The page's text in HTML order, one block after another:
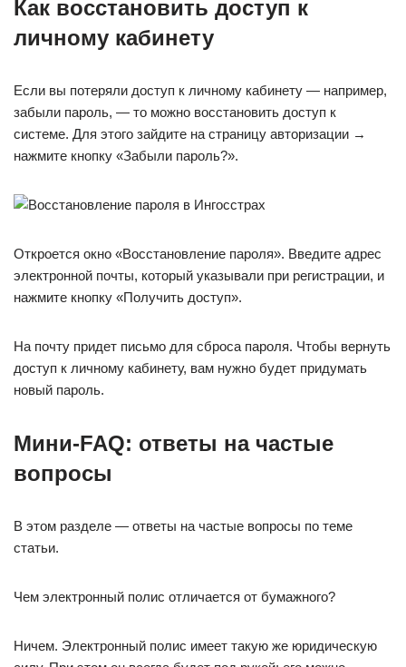
Как восстановить доступ к
личному кабинету
Если вы потеряли доступ к личному кабинету — например,
забыли пароль, — то можно восстановить доступ к
системе. Для этого зайдите на страницу авторизации →
нажмите кнопку «Забыли пароль?».
Откроется окно «Восстановление пароля». Введите адрес
электронной почты, который указывали при регистрации, и
нажмите кнопку «Получить доступ».
На почту придет письмо для сброса пароля. Чтобы вернуть
доступ к личному кабинету, вам нужно будет придумать
новый пароль.
Мини-FAQ: ответы на частые
вопросы
В этом разделе — ответы на частые вопросы по теме
статьи.
Чем электронный полис отличается от бумажного?
Ничем. Электронный полис имеет такую же юридическую